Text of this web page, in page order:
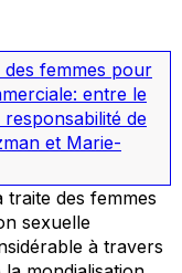
des femmes pour
entre le
responsabilité de
et Marie-
des femmes
sexuelle
à travers